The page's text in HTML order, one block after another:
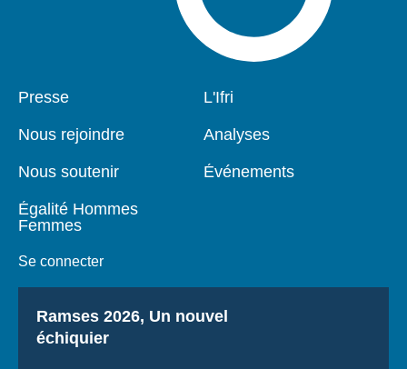
Pied
Presse
Nous rejoindre
Nous soutenir
Égalité Hommes
Femmes
Se connecter
Navigation
L'Ifri
Analyses
Événements
Titre
Ramses 2026, Un nouvel
échiquier